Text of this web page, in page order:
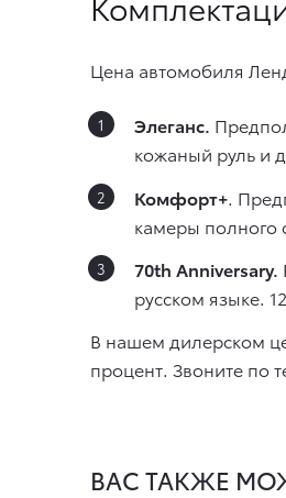
Цена автомобиля
Элеганс.
кожаный руль и
Комфорт+.
камеры полного
70th Anniversary.
русском языке.
В нашем дилерском
процент. Звоните по
ВАС ТАКЖЕ